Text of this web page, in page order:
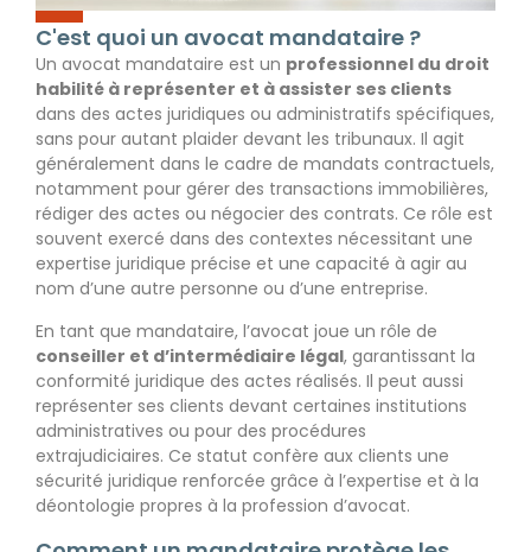
C'est quoi un avocat mandataire ?
Un avocat mandataire est un professionnel du droit
habilité à représenter et à assister ses clients
dans des actes juridiques ou administratifs spécifiques,
sans pour autant plaider devant les tribunaux. Il agit
généralement dans le cadre de mandats contractuels,
notamment pour gérer des transactions immobilières,
rédiger des actes ou négocier des contrats. Ce rôle est
souvent exercé dans des contextes nécessitant une
expertise juridique précise et une capacité à agir au
nom d’une autre personne ou d’une entreprise.
En tant que mandataire, l’avocat joue un rôle de
conseiller et d’intermédiaire légal, garantissant la
conformité juridique des actes réalisés. Il peut aussi
représenter ses clients devant certaines institutions
administratives ou pour des procédures
extrajudiciaires. Ce statut confère aux clients une
sécurité juridique renforcée grâce à l’expertise et à la
déontologie propres à la profession d’avocat.